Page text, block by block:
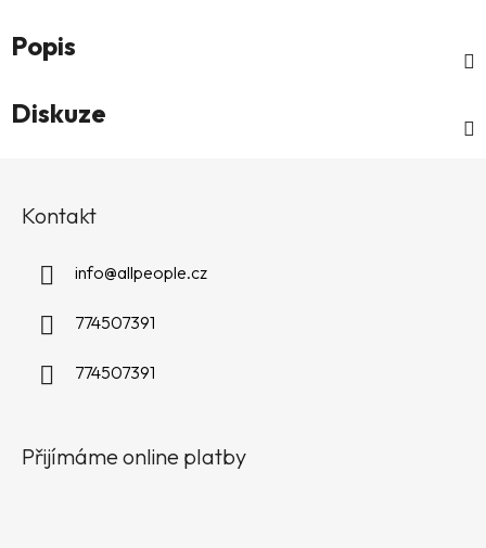
Popis
Diskuze
Kontakt
info@allpeople.cz
774507391
774507391
Přijímáme online platby